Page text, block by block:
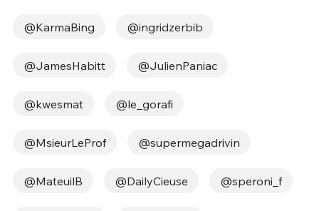
@KarmaBing @ingridzerbib
@JamesHabitt @JulienPaniac
@kwesmat @le_gorafi
@MsieurLeProf @supermegadrivin
@MateuilB @DailyCieuse @speroni_f